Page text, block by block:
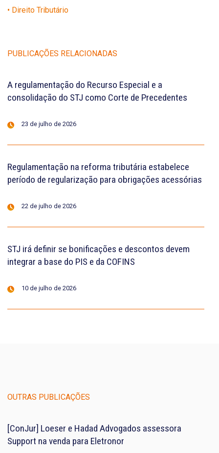
• Direito Tributário
PUBLICAÇÕES RELACIONADAS
A regulamentação do Recurso Especial e a
consolidação do STJ como Corte de Precedentes
23 de julho de 2026
Regulamentação na reforma tributária estabelece
período de regularização para obrigações acessórias
22 de julho de 2026
STJ irá definir se bonificações e descontos devem
integrar a base do PIS e da COFINS
10 de julho de 2026
OUTRAS PUBLICAÇÕES
[ConJur] Loeser e Hadad Advogados assessora
Support na venda para Eletronor